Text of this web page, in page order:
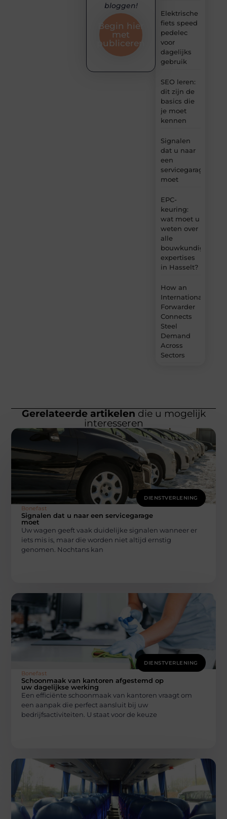
Elektrische
fiets speed
pedelec
voor
dagelijks
gebruik
SEO leren:
dit zijn de
basics die
je moet
kennen
Signalen
dat u naar
een
servicegarage
moet
EPC-
keuring:
wat moet u
weten over
alle
bouwkundige
expertises
in Hasselt?
How an
International
Forwarder
Connects
Steel
Demand
Across
Sectors
bloggen!
Begin hier
met
publiceren
Gerelateerde artikelen die u mogelijk
interesseren
DIENSTVERLENING
Bonefast
Signalen dat u naar een servicegarage
moet
Uw wagen geeft vaak duidelijke signalen wanneer er
iets mis is, maar die worden niet altijd ernstig
genomen. Nochtans kan
DIENSTVERLENING
Bonefast
Schoonmaak van kantoren afgestemd op
uw dagelijkse werking
Een efficiënte schoonmaak van kantoren vraagt om
een aanpak die perfect aansluit bij uw
bedrijfsactiviteiten. U staat voor de keuze